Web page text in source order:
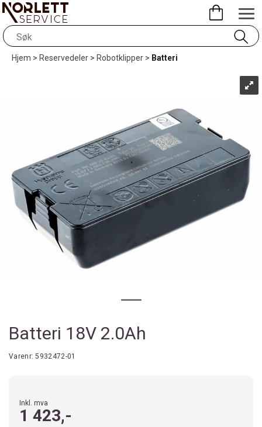
Hjem>Reservedeler>Robotklipper> Batteri
Batteri 18V 2.0Ah
Varenr:5932472-01
Inkl. mva
1 423,-